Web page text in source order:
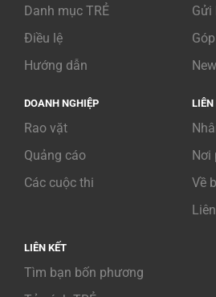
Danh mục TRẺ
Điều lệ
Hướng dẫn
Gửi
DOANH NGHIỆP
Rao vặt
Quảng cáo
Các cuộc thi
LIÊN
Nơi
Về
LIÊN KẾT
Tìm bạn bốn phương